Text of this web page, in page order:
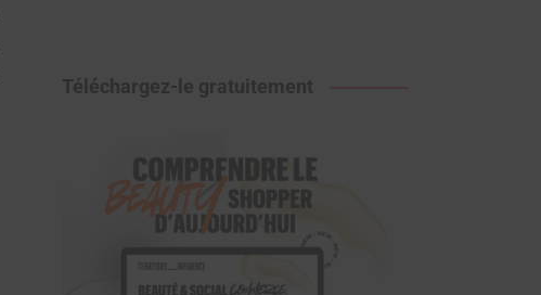
Téléchargez-le gratuitement